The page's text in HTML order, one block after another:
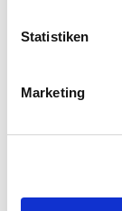
Statistiken
Marketing
EIN PROJEKT VON